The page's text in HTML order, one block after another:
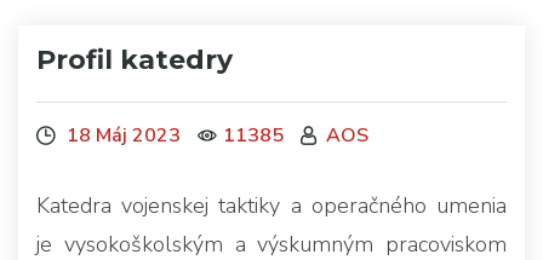
Profil katedry
18 Máj 2023 11385 AOS
Katedra vojenskej taktiky a operačného umenia
je vysokoškolským a výskumným pracoviskom